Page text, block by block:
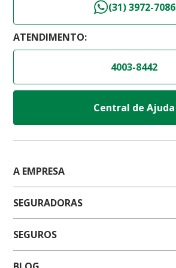
(31) 3972-7086
ATENDIMENTO:
4003-8442
Central de Ajuda
A EMPRESA
SEGURADORAS
SEGUROS